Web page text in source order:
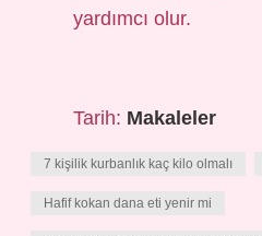
yardımcı olur.
Tarih: Makaleler
7 kişilik kurbanlık kaç kilo olmalı
Hafif kokan dana eti yenir mi